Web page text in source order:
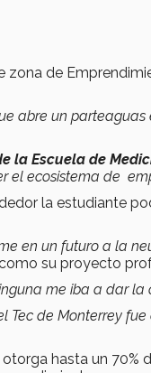
zona de
abre un
la Escuela de
el ecosistema de
la estudiante
en un futuro a la
su proyecto
me iba a dar
de Monterrey
otorga hasta un 70%